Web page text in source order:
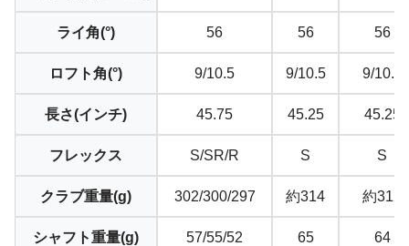
ライ角(°) 56 56 56
ロフト角(°) 9/10.5 9/10.5 9/10.5
長さ(インチ) 45.75 45.25 45.25
フレックス S/SR/R S S
クラブ重量(g) 302/300/297 約314 約312
シャフト重量(g) 57/55/52 65 64